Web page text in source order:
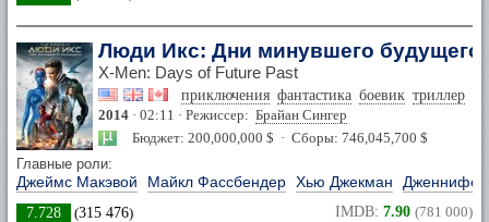
Люди Икс: Дни минувшего будущего
X-Men: Days of Future Past
приключения фантастика боевик триллер
2014 · 02:11 · Режиссер: Брайан Сингер
Бюджет: 200,000,000 $ · Сборы: 746,045,700 $
Главные роли:
Джеймс Макэвой Майкл Фассбендер Хью Джекман Дженнифер
7.728 (315 476) IMDB: 7.90 (781 000)